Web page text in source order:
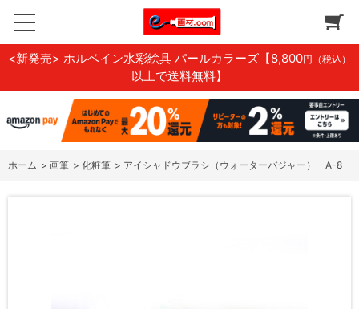
<新発売> ホルベイン水彩絵具 パールカラーズ 【8,800円（税込）
以上で送料無料】
ホーム > 画筆 > 化粧筆 > アイシャドウブラシ（ウォーターバジャー） A-8